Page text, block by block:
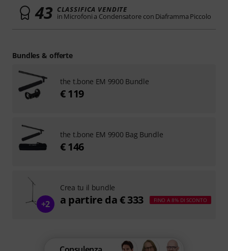
43 CLASSIFICA VENDITE
in Microfoni a Condensatore con Diaframma Piccolo
Bundles & offerte
the t.bone EM 9900 Bundle
€ 119
the t.bone EM 9900 Bag Bundle
€ 146
+2
Crea tu il bundle
a partire da € 333 FINO A 8% DI SCONTO